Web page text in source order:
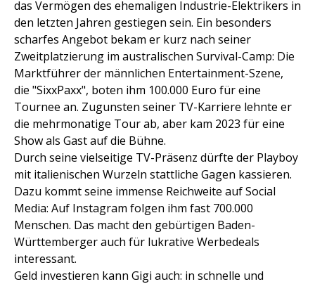
das Vermögen des ehemaligen Industrie-Elektrikers in
den letzten Jahren gestiegen sein. Ein besonders
scharfes Angebot bekam er kurz nach seiner
Zweitplatzierung im australischen Survival-Camp: Die
Marktführer der männlichen Entertainment-Szene,
die "SixxPaxx", boten ihm 100.000 Euro für eine
Tournee an. Zugunsten seiner TV-Karriere lehnte er
die mehrmonatige Tour ab, aber kam 2023 für eine
Show als Gast auf die Bühne.
Durch seine vielseitige TV-Präsenz dürfte der Playboy
mit italienischen Wurzeln stattliche Gagen kassieren.
Dazu kommt seine immense Reichweite auf Social
Media: Auf Instagram folgen ihm fast 700.000
Menschen. Das macht den gebürtigen Baden-
Württemberger auch für lukrative Werbedeals
interessant.
Geld investieren kann Gigi auch: in schnelle und